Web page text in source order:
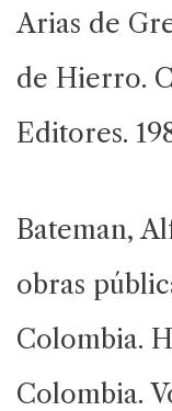
Arias de
de Hierro.
Editores.
Bateman,
obras
Colombia.
Colombia.